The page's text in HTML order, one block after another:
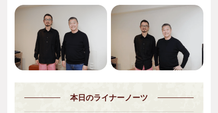
本日のライナーノーツ